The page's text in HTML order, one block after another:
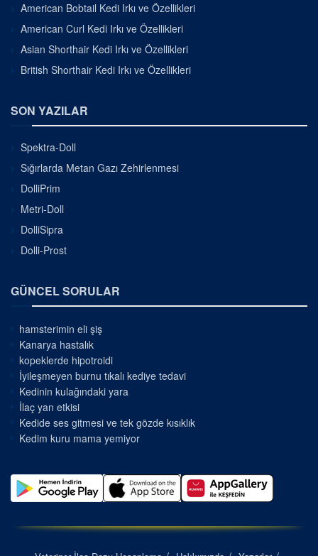
American Bobtail Kedi Irkı ve Özellikleri
American Curl Kedi Irkı ve Özellikleri
Asian Shorthair Kedi Irkı ve Özellikleri
British Shorthair Kedi Irkı ve Özellikleri
SON YAZILAR
Spektra-Doll
Sığırlarda Metan Gazı Zehirlenmesi
DolliPrim
Metri-Doll
DolliSipra
Dolli-Prost
GÜNCEL SORULAR
hamsterimin eli şiş
Kanarya hastalık
kopeklerde hipotroidi
İyileşmeyen burnu tıkalı kediye tedavi
Kedinin kulağındaki yara
İlaç yan etkisi
Kedide ses gitmesi ve tek gözde kısıklık
Kedim kuru mama yemiyor